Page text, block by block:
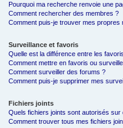
Pourquoi ma recherche renvoie une
Comment rechercher des membres ?
Comment puis-je trouver mes propres
Surveillance et favoris
Quelle est la différence entre les
Comment mettre en favoris ou
Comment surveiller des forums ?
Comment puis-je supprimer mes
Fichiers joints
Quels fichiers joints sont autorisés sur
Comment trouver tous mes fichiers